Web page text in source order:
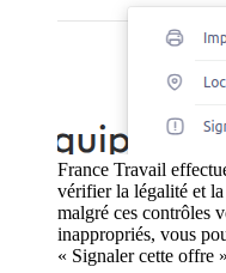
France Travail
vérifier la légalité et
malgré ces contrôles
inappropriés, vous
« Signaler cette offre